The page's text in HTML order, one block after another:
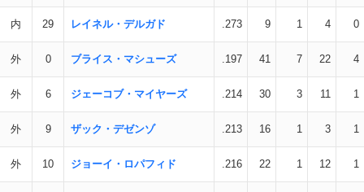
内 29 レイネル・デルガド .273 9 1 4 0
外 0 ブライス・マシューズ .197 41 7 22 4
外 6 ジェーコブ・マイヤーズ .214 30 3 11 1
外 9 ザック・デゼンゾ .213 16 1 3 1
外 10 ジョーイ・ロパフィド .216 22 1 12 1